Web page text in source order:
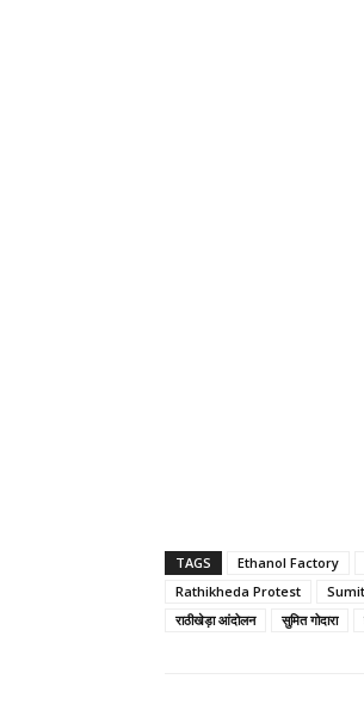
TAGS Ethanol Factory
Rathikheda Protest
राठीखेड़ा आंदोलन
सुमित गोदारा